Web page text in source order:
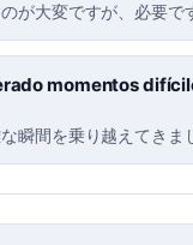
が大変ですが、必要で
momentos
瞬間を乗り越えてきま